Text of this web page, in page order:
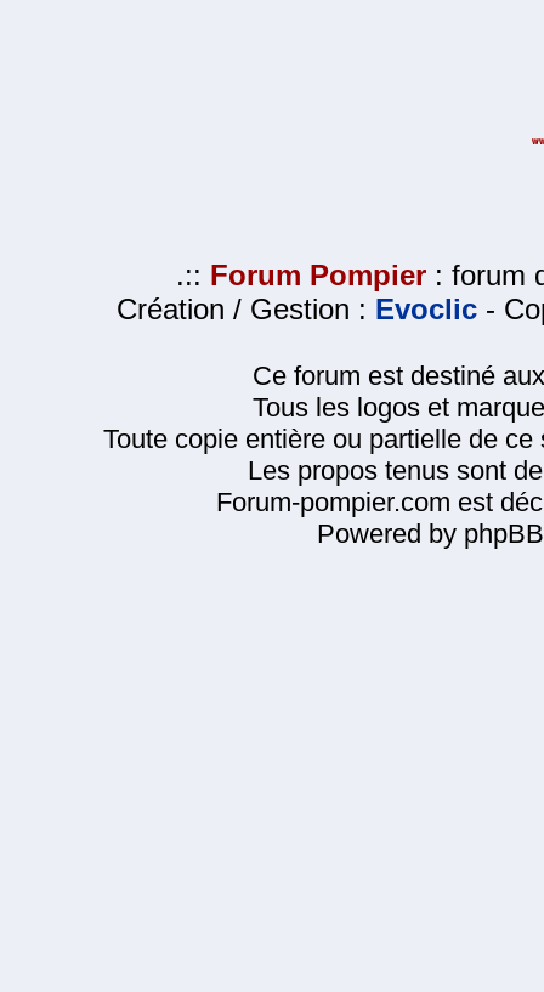
.:: Forum Pompier : forum
Création / Gestion : Evoclic -
Ce forum est destiné
Tous les logos et
Toute copie entière ou partielle de
Les propos tenus sont
Forum-pompier.com est
Powered by